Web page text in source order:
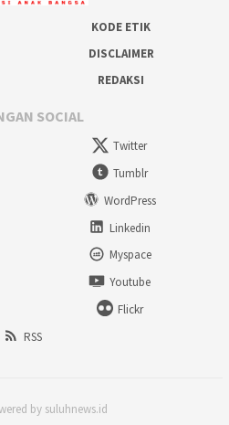
KODE ETIK
DISCLAIMER
REDAKSI
SOCIAL
Twitter
Tumblr
WordPress
Linkedin
Myspace
Youtube
Flickr
RSS
by suluhnews.id